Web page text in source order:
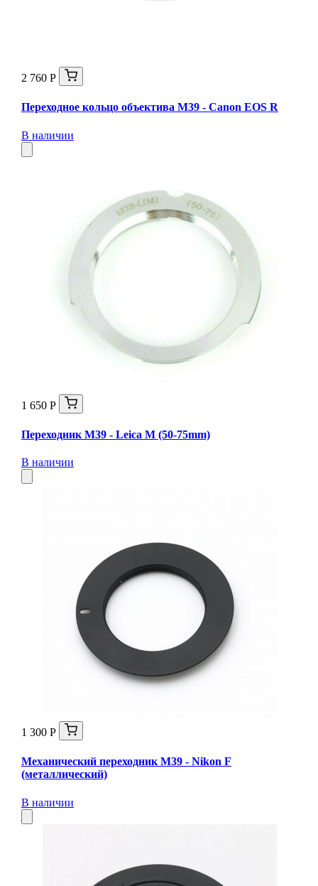
2 760 Р
Переходное кольцо объектива M39 - Canon EOS R
В наличии
1 650 Р
Переходник M39 - Leica M (50-75mm)
В наличии
1 300 Р
Механический переходник M39 - Nikon F
(металлический)
В наличии